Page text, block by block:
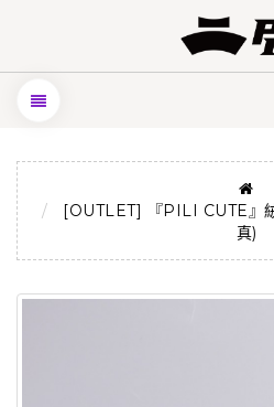
[OUTLET] 『PILI CUTE』
真)